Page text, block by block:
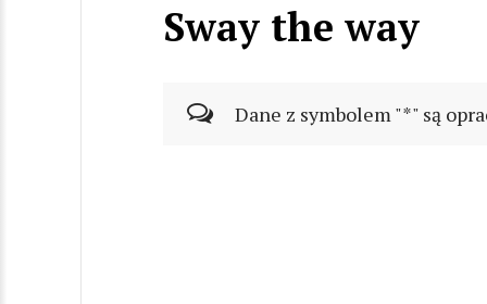
Sway the way
Dane z symbolem "*" są